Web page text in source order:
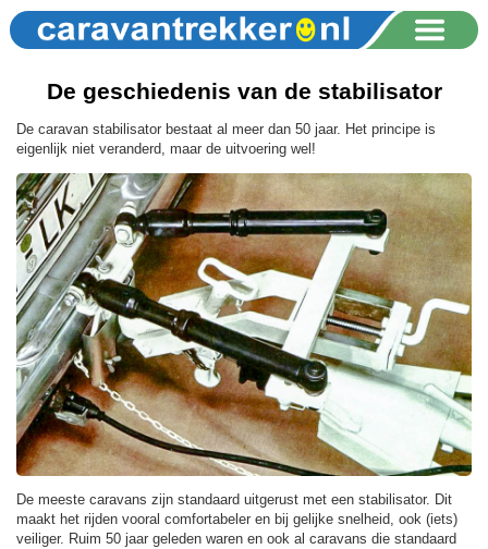
De geschiedenis van de stabilisator
De caravan stabilisator bestaat al meer dan 50 jaar. Het principe is
eigenlijk niet veranderd, maar de uitvoering wel!
De meeste caravans zijn standaard uitgerust met een stabilisator. Dit
maakt het rijden vooral comfortabeler en bij gelijke snelheid, ook (iets)
veiliger. Ruim 50 jaar geleden waren en ook al caravans die standaard